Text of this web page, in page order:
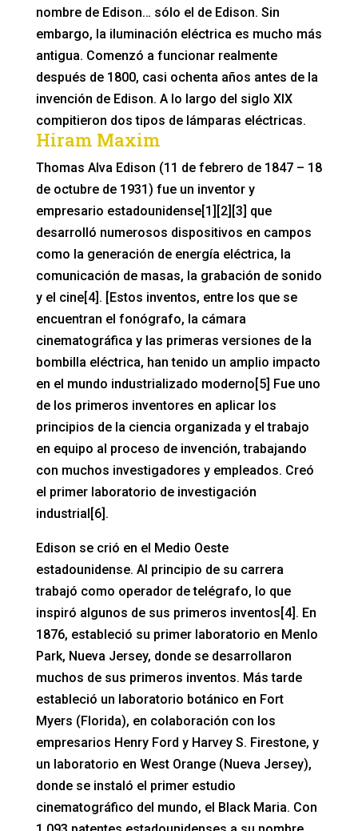
nombre de Edison… sólo el de Edison. Sin
embargo, la iluminación eléctrica es mucho más
antigua. Comenzó a funcionar realmente
después de 1800, casi ochenta años antes de la
invención de Edison. A lo largo del siglo XIX
compitieron dos tipos de lámparas eléctricas.
Hiram Maxim
Thomas Alva Edison (11 de febrero de 1847 – 18
de octubre de 1931) fue un inventor y
empresario estadounidense[1][2][3] que
desarrolló numerosos dispositivos en campos
como la generación de energía eléctrica, la
comunicación de masas, la grabación de sonido
y el cine[4]. [Estos inventos, entre los que se
encuentran el fonógrafo, la cámara
cinematográfica y las primeras versiones de la
bombilla eléctrica, han tenido un amplio impacto
en el mundo industrializado moderno[5] Fue uno
de los primeros inventores en aplicar los
principios de la ciencia organizada y el trabajo
en equipo al proceso de invención, trabajando
con muchos investigadores y empleados. Creó
el primer laboratorio de investigación
industrial[6].
Edison se crió en el Medio Oeste
estadounidense. Al principio de su carrera
trabajó como operador de telégrafo, lo que
inspiró algunos de sus primeros inventos[4]. En
1876, estableció su primer laboratorio en Menlo
Park, Nueva Jersey, donde se desarrollaron
muchos de sus primeros inventos. Más tarde
estableció un laboratorio botánico en Fort
Myers (Florida), en colaboración con los
empresarios Henry Ford y Harvey S. Firestone, y
un laboratorio en West Orange (Nueva Jersey),
donde se instaló el primer estudio
cinematográfico del mundo, el Black Maria. Con